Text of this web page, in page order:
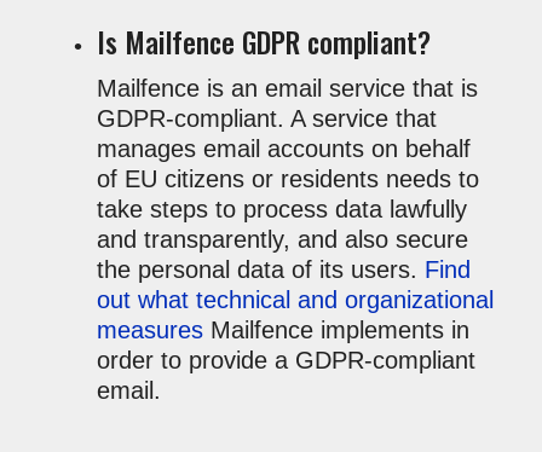
Is Mailfence GDPR compliant?
Mailfence is an email service that is
GDPR-compliant. A service that
manages email accounts on behalf
of EU citizens or residents needs to
take steps to process data lawfully
and transparently, and also secure
the personal data of its users. Find
out what technical and organizational
measures Mailfence implements in
order to provide a GDPR-compliant
email.